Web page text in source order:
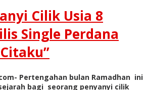
Cilik Usia 8
Single Perdana
Pertengahan bulan Ramadhan ini
bagi seorang penyanyi cilik